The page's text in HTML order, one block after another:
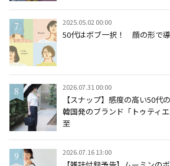
2025.05.02 00:00
50代はボブ一択！ 顔の形で
2026.07.31 00:00
【スナップ】感度の高い50代
韓国発のブランド「トゥティ
至
2026.07.16 13:00